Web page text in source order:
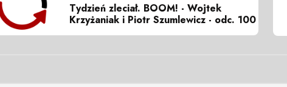
Tydzień zleciał. BOOM! - Wojtek
Krzyżaniak i Piotr Szumlewicz - odc. 100